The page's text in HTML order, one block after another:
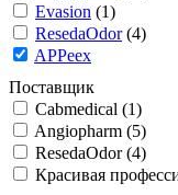
Evasion (1)
ResedaOdor(4)
APPeex
Поставщик
Cabmedical (1)
Angiopharm (5)
ResedaOdor (4)
Красивая